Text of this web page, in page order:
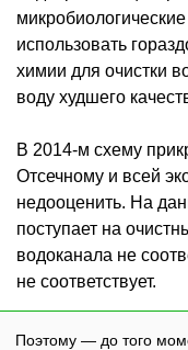
использовать
химии для очистки
воду худшего
В 2014-м схему
Отсечному и всей
недооценить. На
поступает на
водоканала не
не соответствует.
Поэтому — до того